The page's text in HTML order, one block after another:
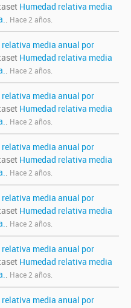
Humedad relativa media
. Hace 2 años.
relativa media anual por
Humedad relativa media
. Hace 2 años.
relativa media anual por
Humedad relativa media
. Hace 2 años.
relativa media anual por
Humedad relativa media
. Hace 2 años.
relativa media anual por
Humedad relativa media
. Hace 2 años.
relativa media anual por
Humedad relativa media
. Hace 2 años.
relativa media anual por